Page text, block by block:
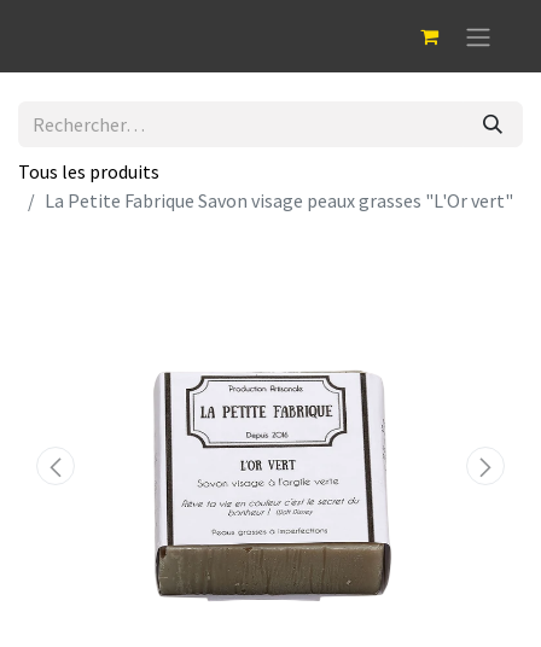
Tous les produits
La Petite Fabrique Savon visage peaux grasses "L'Or vert"